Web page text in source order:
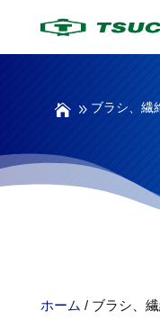
ブラシ、繊
ホーム / ブラシ、